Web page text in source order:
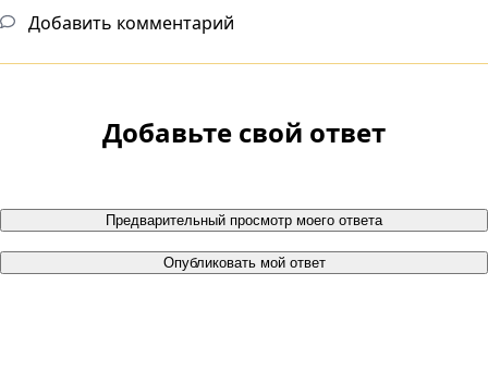
Добавить комментарий
Добавьте свой ответ
Предварительный просмотр моего ответа
Опубликовать мой ответ